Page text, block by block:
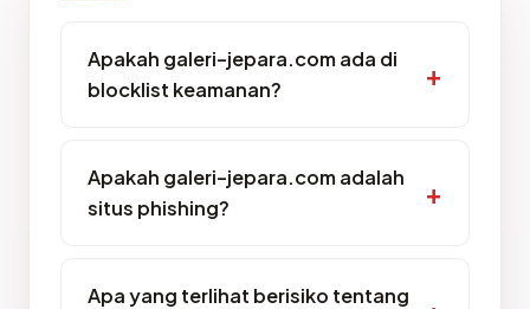
Apakah galeri-jepara.com ada di
blocklist keamanan?
Apakah galeri-jepara.com adalah
situs phishing?
Apa yang terlihat berisiko tentang